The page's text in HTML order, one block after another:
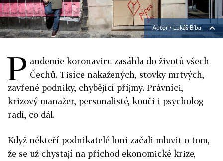
Autor ▪ Lukáš Bíba
P andemie koronaviru zasáhla do životů všech
Čechů. Tisíce nakažených, stovky mrtvých,
zavřené podniky, chybějící příjmy. Právníci,
krizový manažer, personalisté, kouči i psycholog
radí, co dál.
Když někteří podnikatelé loni začali mluvit o tom,
že se už chystají na příchod ekonomické krize,